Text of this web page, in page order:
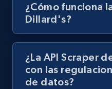
1.1K+
Lazada - Products
URL, Title, Rating,
¿Cómo funciona
Dillard's?
¿La API Scraper
con las
de datos?